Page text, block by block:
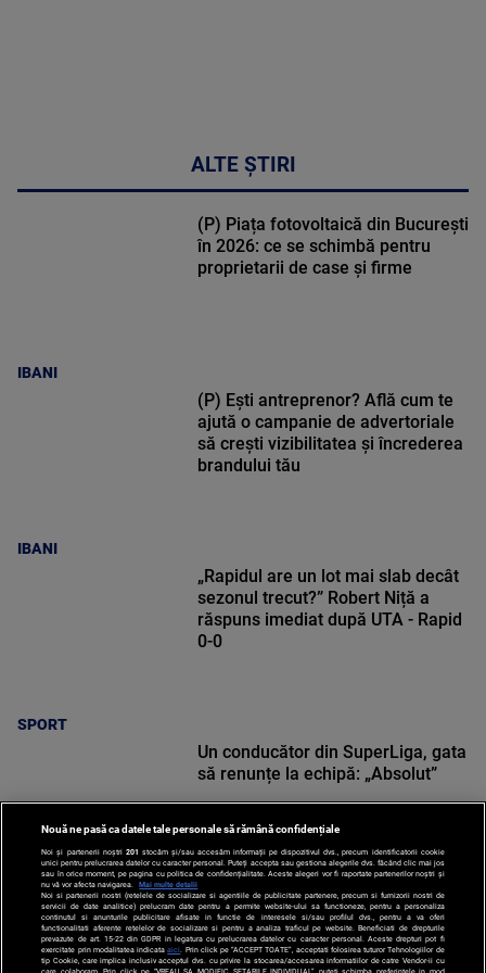
ALTE ȘTIRI
IBANI
(P) Piața fotovoltaică din București
în 2026: ce se schimbă pentru
proprietarii de case și firme
IBANI
(P) Ești antreprenor? Află cum te
ajută o campanie de advertoriale
să crești vizibilitatea și încrederea
brandului tău
SPORT
„Rapidul are un lot mai slab decât
sezonul trecut?” Robert Niță a
răspuns imediat după UTA - Rapid
0-0
SPORT
Un conducător din SuperLiga, gata
să renunțe la echipă: „Absolut”
Nouă ne pasă ca datele tale personale să rămână confidențiale
Noi și partenerii noștri 201 stocăm și/sau accesăm informații pe dispozitivul dvs., precum identificatorii cookie
unici pentru prelucrarea datelor cu caracter personal. Puteți accepta sau gestiona alegerile dvs. făcând clic mai jos
sau în orice moment, pe pagina cu politica de confidențialitate. Aceste alegeri vor fi raportate partenerilor noștri și
nu vă vor afecta navigarea.
Mai multe detalii
Noi si partenerii nostri (retelele de socializare si agentiile de publicitate partenere, precum si furnizorii nostri de
servicii de date analitice) prelucram date pentru a permite website-ului sa functioneze, pentru a personaliza
continutul si anunturile publicitare afisate in functie de interesele si/sau profilul dvs., pentru a va oferi
functionalitati aferente retelelor de socializare si pentru a analiza traficul pe website. Beneficiati de drepturile
prevazute de art. 15-22 din GDPR in legatura cu prelucrarea datelor cu caracter personal. Aceste drepturi pot fi
exercitate prin modalitatea indicataaici . Prin click pe “ACCEPT TOATE”, acceptati folosirea tuturor Tehnologiilor de
tip Cookie, care implica inclusiv acceptul dvs. cu privire la stocarea/accesarea informatiilor de catre Vendor-ii cu
care colaboram. Prin click pe “VREAU SA MODIFIC SETARILE INDIVIDUAL” puteti schimba preferintele in mod